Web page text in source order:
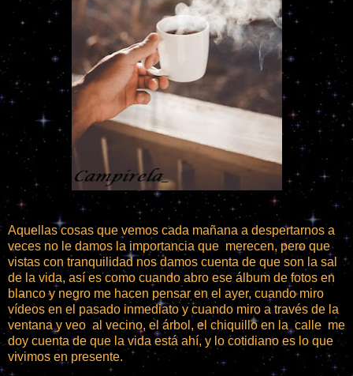
Aquellas cosas que vemos cada mañana a despertarnos a
veces no le damos la importancia que merecen, pero que
vistas con tranquilidad nos damos cuenta de que son la sal
de la vida, así es como cuando abro ese álbum de fotos en
blanco y negro me hacen pensar en el ayer, cuando miro
vídeos en el pasado inmediato y cuando miro a través de la
ventana y veo al vecino, el árbol, el chiquillo en la calle me
doy cuenta de que la vida está ahí, y lo cotidiano es lo que
vivimos en presente.